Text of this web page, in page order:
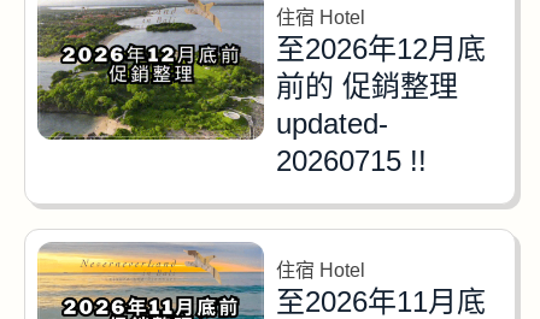
住宿 Hotel
至2026年12月底
前的 促銷整理
updated-
20260715 !!
住宿 Hotel
至2026年11月底